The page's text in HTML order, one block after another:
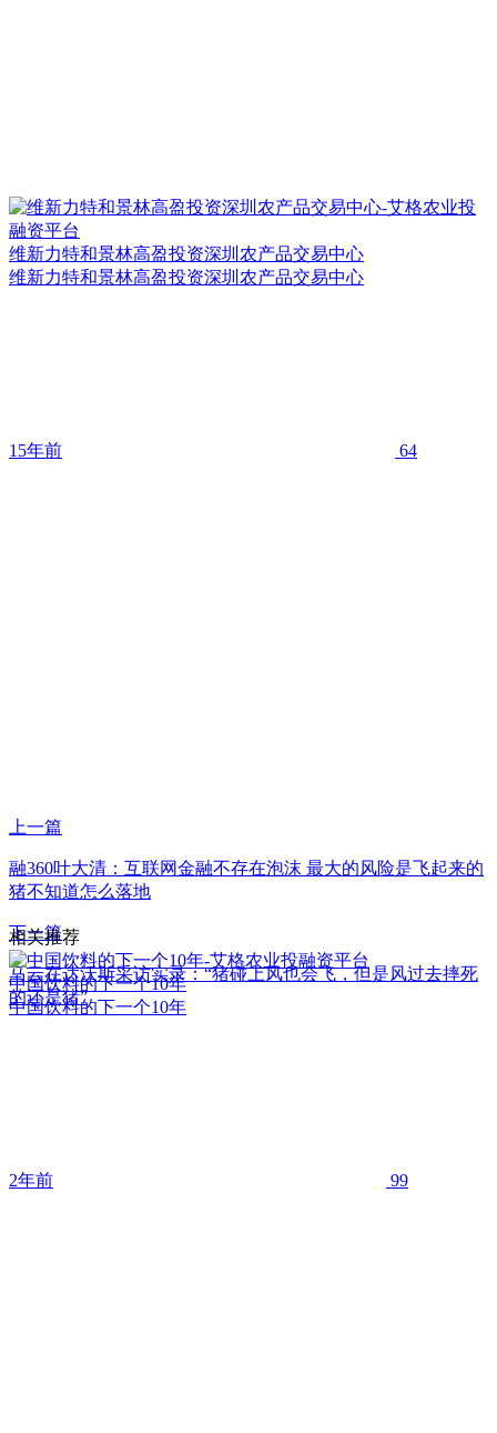
维新力特和景林高盈投资深圳农产品交易中心
维新力特和景林高盈投资深圳农产品交易中心
15年前 64
上一篇
融360叶大清：互联网金融不存在泡沫 最大的风险是飞起来的
猪不知道怎么落地
下一篇
马云在达沃斯采访实录：“猪碰上风也会飞，但是风过去摔死
的还是猪”
相关推荐
中国饮料的下一个10年
中国饮料的下一个10年
2年前 99